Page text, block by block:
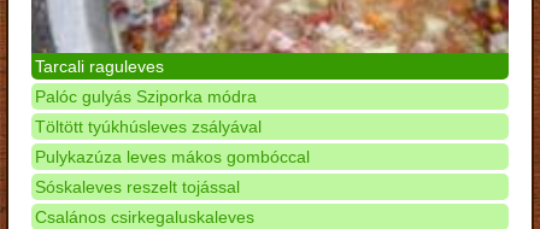
Tarcali raguleves
Palóc gulyás Sziporka módra
Töltött tyúkhúsleves zsályával
Pulykazúza leves mákos gombóccal
Sóskaleves reszelt tojással
Csalános csirkegaluskaleves